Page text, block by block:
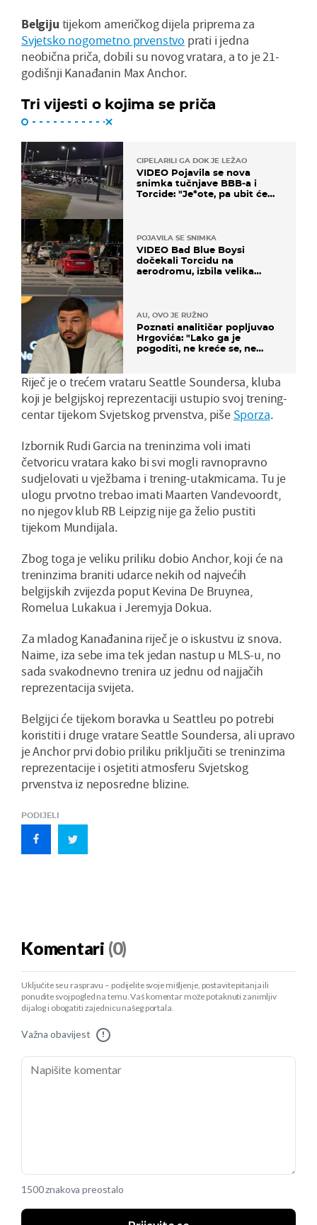
Belgiju tijekom američkog dijela priprema za
Svjetsko nogometno prvenstvo prati i jedna
neobična priča, dobili su novog vratara, a to je 21-
godišnji Kanađanin Max Anchor.
Tri vijesti o kojima se priča
CIPELARILI GA DOK JE LEŽAO
VIDEO Pojavila se nova
snimka tučnjave BBB-a i
Torcide: "Je*ote, pa ubit će
POJAVILA SE SNIMKA
VIDEO Bad Blue Boysi
dočekali Torcidu na
aerodromu, izbila velika
AU, OVO JE RUŽNO
Poznati analitičar popljuvao
Hrgovića: "Lako ga je
pogoditi, ne kreće se, ne
Riječ je o trećem vrataru Seattle Soundersa, kluba
koji je belgijskoj reprezentaciji ustupio svoj trening-
centar tijekom Svjetskog prvenstva, piše Sporza.
Izbornik Rudi Garcia na treninzima voli imati
četvoricu vratara kako bi svi mogli ravnopravno
sudjelovati u vježbama i trening-utakmicama. Tu je
ulogu prvotno trebao imati Maarten Vandevoordt,
no njegov klub RB Leipzig nije ga želio pustiti
tijekom Mundijala.
Zbog toga je veliku priliku dobio Anchor, koji će na
treninzima braniti udarce nekih od najvećih
belgijskih zvijezda poput Kevina De Bruynea,
Romelua Lukakua i Jeremyja Dokua.
Za mladog Kanađanina riječ je o iskustvu iz snova.
Naime, iza sebe ima tek jedan nastup u MLS-u, no
sada svakodnevno trenira uz jednu od najjačih
reprezentacija svijeta.
Belgijci će tijekom boravka u Seattleu po potrebi
koristiti i druge vratare Seattle Soundersa, ali upravo
je Anchor prvi dobio priliku priključiti se treninzima
reprezentacije i osjetiti atmosferu Svjetskog
prvenstva iz neposredne blizine.
PODIJELI
Komentari (0)
Uključite se u raspravu – podijelite svoje mišljenje, postavite pitanja ili
ponudite svoj pogled na temu. Vaš komentar može potaknuti zanimljiv
dijalog i obogatiti zajednicu našeg portala.
Važna obavijest !
1500 znakova preostalo